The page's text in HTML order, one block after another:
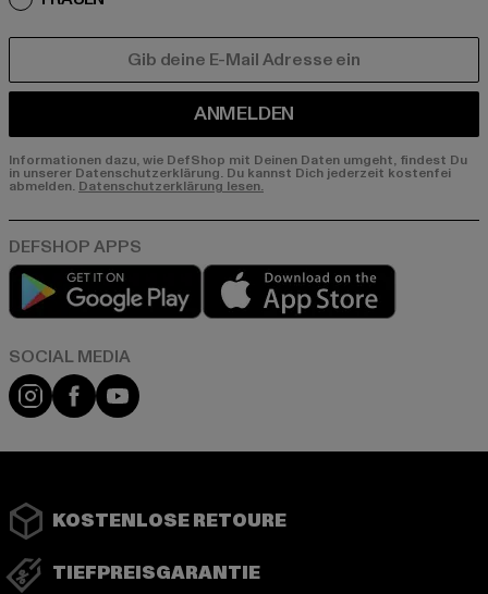
ANMELDEN
Informationen dazu, wie DefShop mit Deinen Daten umgeht, findest Du
in unserer Datenschutzerklärung. Du kannst Dich jederzeit kostenfei
abmelden. Datenschutzerklärung lesen.
Play market
Instagram
FacebookYouTube
KOSTENLOSE RETOURE
TIEFPREISGARANTIE